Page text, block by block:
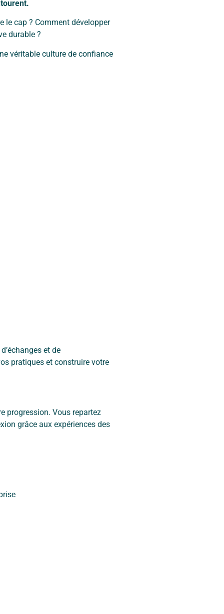
le cap ? Comment développer
durable ?
véritable culture de confiance
et de
pratiques et construire votre
progression. Vous repartez
grâce aux expériences des